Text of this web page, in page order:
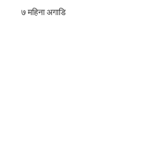
७ महिना अगाडि